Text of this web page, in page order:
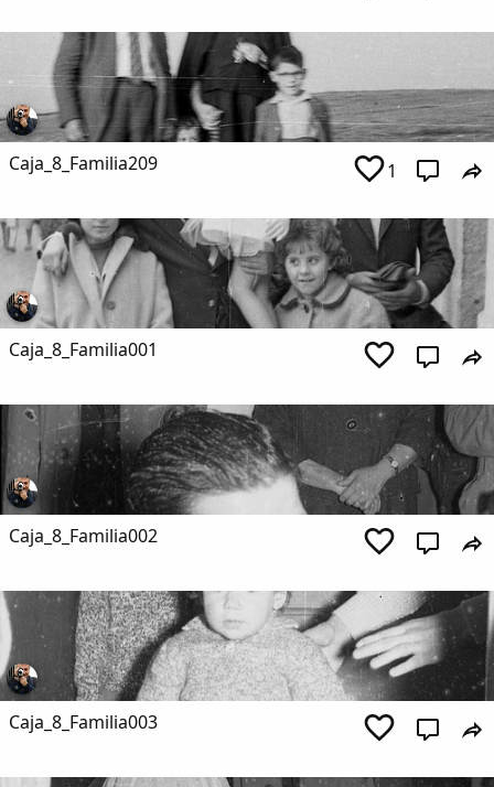
Caja_8_Familia209 1
Caja_8_Familia001
Caja_8_Familia002
Caja_8_Familia003